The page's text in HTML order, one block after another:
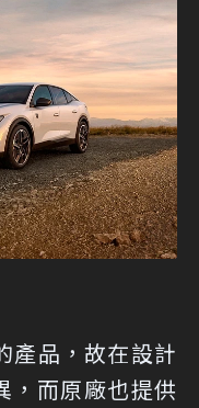
產品，故在設計
，而原廠也提供